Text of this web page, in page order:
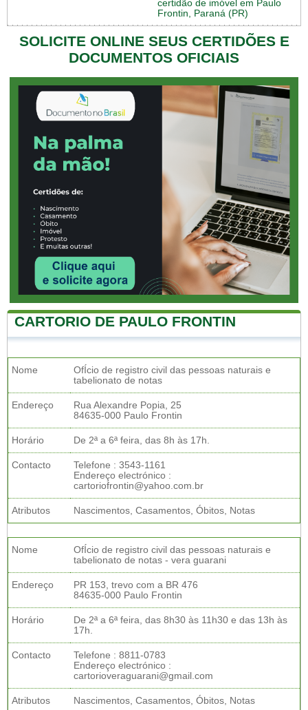
certidão de imóvel em Paulo
Frontin, Paraná (PR)
SOLICITE ONLINE SEUS CERTIDÕES E
DOCUMENTOS OFICIAIS
CARTORIO DE PAULO FRONTIN
Nome
OfÍcio de registro civil das pessoas naturais e
tabelionato de notas
Endereço
Rua Alexandre Popia, 25
84635-000 Paulo Frontin
Horário De 2ª a 6ª feira, das 8h às 17h.
Contacto
Telefone : 3543-1161
Endereço electrónico :
cartoriofrontin@yahoo.com.br
Atributos Nascimentos, Casamentos, Óbitos, Notas
Nome
OfÍcio de registro civil das pessoas naturais e
tabelionato de notas - vera guarani
Endereço
PR 153, trevo com a BR 476
84635-000 Paulo Frontin
Horário
De 2ª a 6ª feira, das 8h30 às 11h30 e das 13h às
17h.
Contacto
Telefone : 8811-0783
Endereço electrónico :
cartorioveraguarani@gmail.com
Atributos Nascimentos, Casamentos, Óbitos, Notas